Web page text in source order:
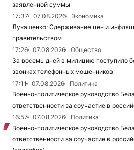
заявленной суммы
17:37
07.08.2026
Экономика
Лукашенко: Сдерживание цен и
правительством
17:26
07.08.2026
Общество
За восемь дней в милицию поступило
звонках телефонных мошенников
17:11
07.08.2026
Политика
Военно-политическое руководство
ответственности за соучастие в
16:57
07.08.2026
Политика
Военно-политическое руководство
ответственности за соучастие в